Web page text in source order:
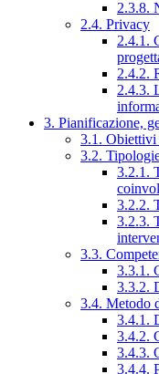
2.3.8.
2.4. Privacy
2.4.1.
2.4.2.
2.4.3.
3. Pianificazione,
3.1. Obiettivi
3.2.
3.2.1.
3.2.2.
3.2.3.
3.3.
3.3.1.
3.3.2.
3.4. Metodo
3.4.1.
3.4.2.
3.4.3.
3.4.4.